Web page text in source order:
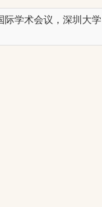
学术会议，深圳大